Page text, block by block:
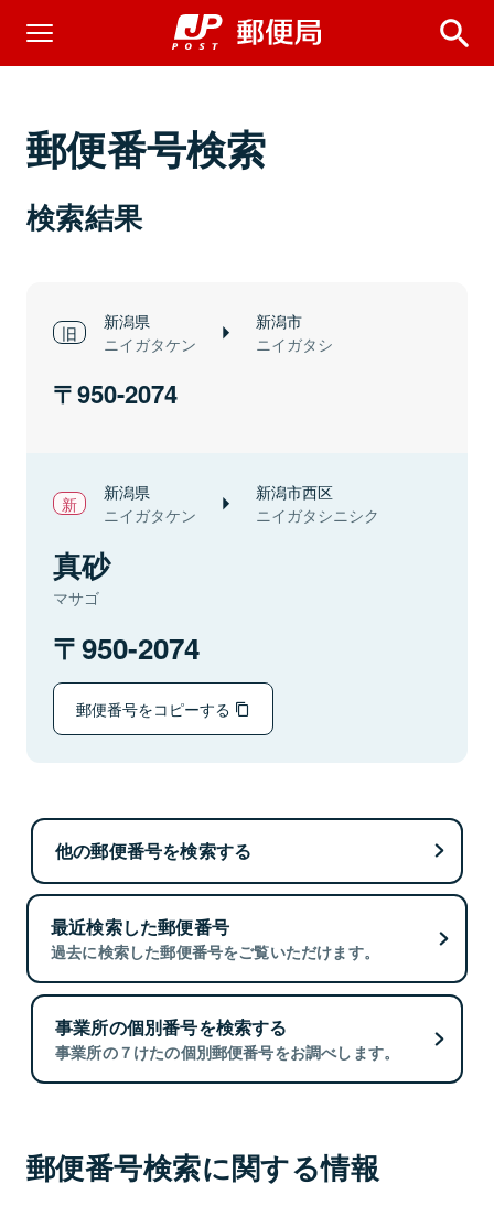
郵便番号検索
検索結果
新潟県
ニイガタケン
新潟市
ニイガタシ
950-2074
新潟県
ニイガタケン
新潟市西区
ニイガタシニシク
真砂
マサゴ
950-2074
郵便番号をコピーする
他の郵便番号を検索する
最近検索した郵便番号
過去に検索した郵便番号をご覧いただけます。
事業所の個別番号を検索する
事業所の７けたの個別郵便番号をお調べします。
郵便番号検索に関する情報